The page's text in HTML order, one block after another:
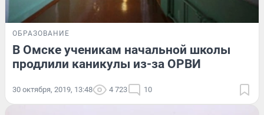
ОБРАЗОВАНИЕ
В Омске ученикам начальной школы
продлили каникулы из-за ОРВИ
30 октября, 2019, 13:48 4 723 10